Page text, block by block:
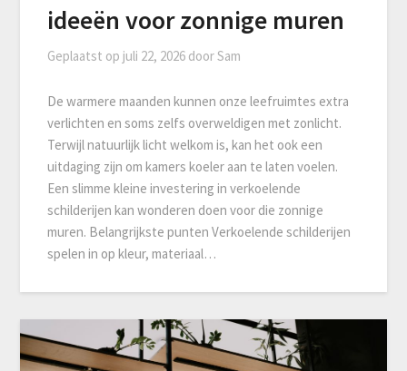
ideeën voor zonnige muren
Geplaatst op juli 22, 2026 doorSam
De warmere maanden kunnen onze leefruimtes extra
verlichten en soms zelfs overweldigen met zonlicht.
Terwijl natuurlijk licht welkom is, kan het ook een
uitdaging zijn om kamers koeler aan te laten voelen.
Een slimme kleine investering in verkoelende
schilderijen kan wonderen doen voor die zonnige
muren. Belangrijkste punten Verkoelende schilderijen
spelen in op kleur, materiaal…